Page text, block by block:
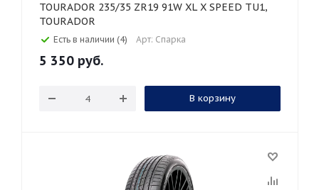
TOURADOR 235/35 ZR19 91W XL X SPEED TU1,
TOURADOR
Есть в наличии (4) Арт: Спарка
5 350 руб.
В корзину